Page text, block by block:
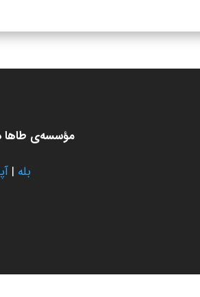
مؤسسه‌ی طاها
بله |